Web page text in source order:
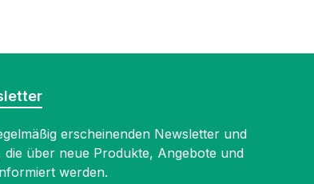
erscheinenden Newsletter und
über neue Produkte, Angebote und
werden.